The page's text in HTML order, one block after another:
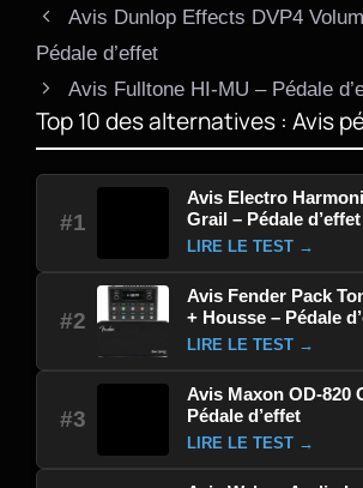
Avis Dunlop Effects DVP4
Pédale d’effet
Avis Fulltone HI-MU – Pédale
Top 10 des alternatives : Avis
#1
Avis Electro
Grail – Pédale d’effet
LIRE LE TEST →
#2
Avis Fender Pack
+ Housse – Pédale
LIRE LE TEST →
#3
Avis Maxon OD-820
Pédale d’effet
LIRE LE TEST →